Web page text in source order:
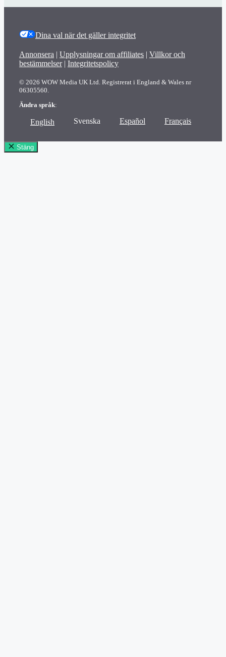
Dina val när det gäller integritet
Annonsera | Upplysningar om affiliates | Villkor och
bestämmelser| Integritetspolicy
© 2026 WOW Media UK Ltd. Registrerat i England & Wales nr
06305560.
Ändra språk:
English Svenska Español Français
Stäng